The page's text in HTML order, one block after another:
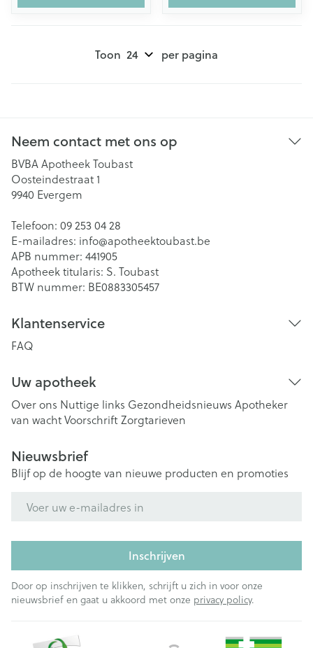
Toon per pagina
Neem contact met ons op
BVBA Apotheek Toubast
Oosteindestraat 1
9940 Evergem
Telefoon: 09 253 04 28
E-mailadres: info@apotheektoubast.be
APB nummer: 441905
Apotheek titularis: S. Toubast
BTW nummer: BE0883305457
Klantenservice
FAQ
Uw apotheek
Over ons Nuttige links Gezondheidsnieuws Apotheker
van wachtVoorschriftZorgtarieven
Nieuwsbrief
Blijf op de hoogte van nieuwe producten en promoties
Inschrijven
Door op inschrijven te klikken, schrijft u zich in voor onze
nieuwsbrief en gaat u akkoord met onze privacy policy.